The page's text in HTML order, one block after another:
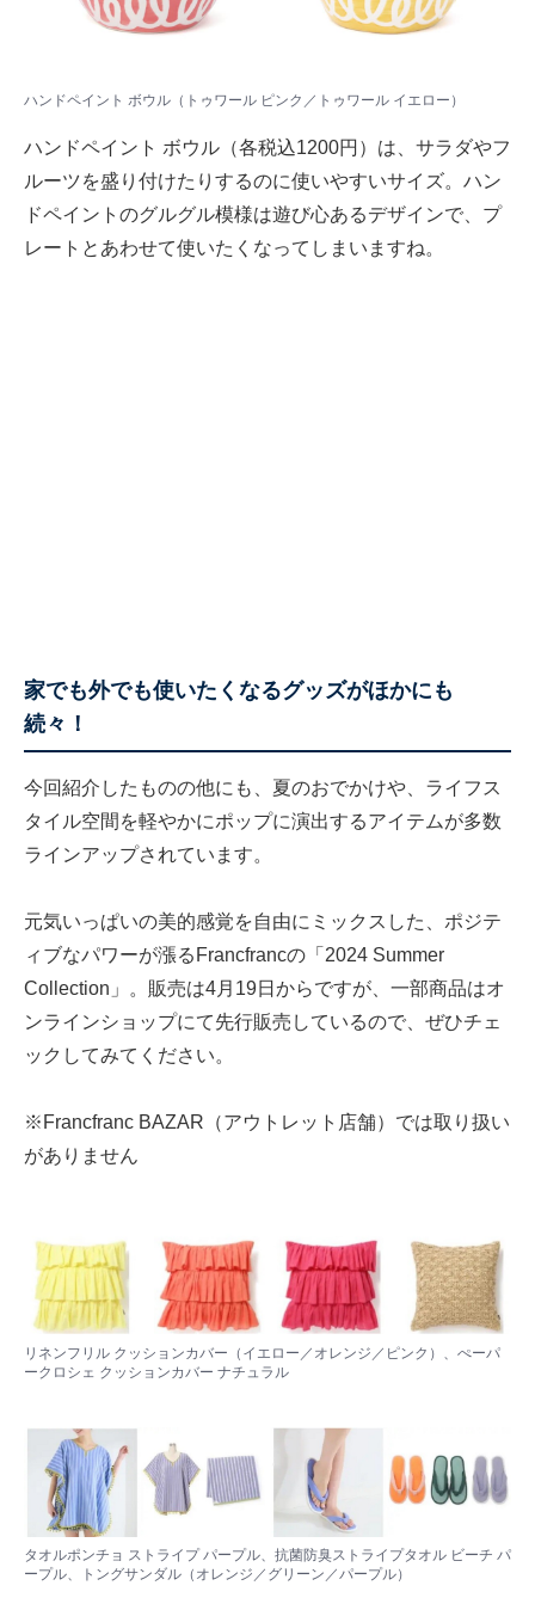
ハンドペイント ボウル（トゥワール ピンク／トゥワール イエロー）
ハンドペイント ボウル（各税込1200円）は、サラダやフ
ルーツを盛り付けたりするのに使いやすいサイズ。ハン
ドペイントのグルグル模様は遊び心あるデザインで、プ
レートとあわせて使いたくなってしまいますね。
家でも外でも使いたくなるグッズがほかにも
続々！
今回紹介したものの他にも、夏のおでかけや、ライフス
タイル空間を軽やかにポップに演出するアイテムが多数
ラインアップされています。
元気いっぱいの美的感覚を自由にミックスした、ポジテ
ィブなパワーが漲るFrancfrancの「2024 Summer
Collection」。販売は4月19日からですが、一部商品はオ
ンラインショップにて先行販売しているので、ぜひチェ
ックしてみてください。
※Francfranc BAZAR（アウトレット店舗）では取り扱い
がありません
リネンフリル クッションカバー（イエロー／オレンジ／ピンク）、ぺーパ
ークロシェ クッションカバー ナチュラル
タオルポンチョ ストライプ パープル、抗菌防臭ストライプタオル ビーチ パ
ープル、トングサンダル（オレンジ／グリーン／パープル）